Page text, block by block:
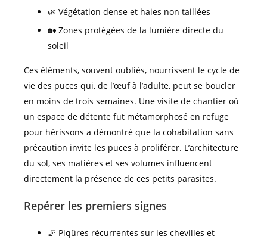
🌿 Végétation dense et haies non taillées
🏡 Zones protégées de la lumière directe du
soleil
Ces éléments, souvent oubliés, nourrissent le cycle de
vie des puces qui, de l’œuf à l’adulte, peut se boucler
en moins de trois semaines. Une visite de chantier où
un espace de détente fut métamorphosé en refuge
pour hérissons a démontré que la cohabitation sans
précaution invite les puces à proliférer. L’architecture
du sol, ses matières et ses volumes influencent
directement la présence de ces petits parasites.
Repérer les premiers signes
🦵 Piqûres récurrentes sur les chevilles et